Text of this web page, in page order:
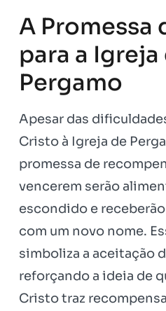
A Promessa
para a Igreja
Pergamo
Apesar das
Cristo à Igreja de
promessa de
vencerem serão
escondido e
com um novo nome.
simboliza a aceitação
reforçando a ideia de
Cristo traz